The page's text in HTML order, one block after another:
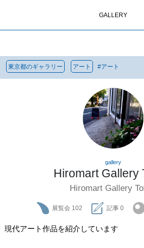
GALLERY
東京都のギャラリー アート #アート
gallery
Hiromart Gallery
Hiromart Gallery
展覧会 102 記事 0
現代アート作品を紹介しています